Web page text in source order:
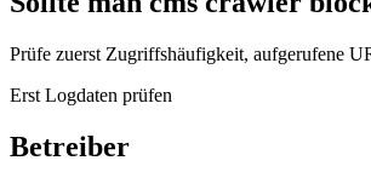
Prüfe zuerst Zugriffshäufigkeit, aufgerufene
Erst Logdaten prüfen
Betreiber